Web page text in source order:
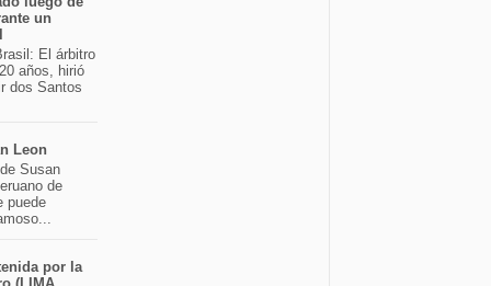
un
El árbitro
años, hirió
dos Santos
Leon
Susan
de
puede
por la